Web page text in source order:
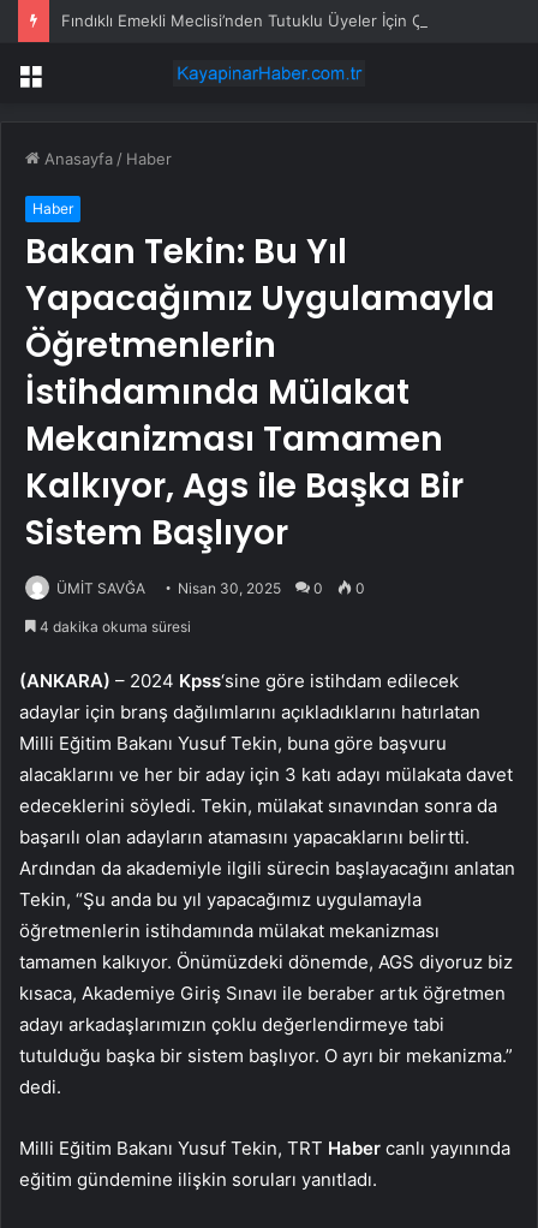
Menü
Anasayfa / Haber
Haber
Bakan Tekin: Bu Yıl
Yapacağımız Uygulamayla
Öğretmenlerin
İstihdamında Mülakat
Mekanizması Tamamen
Kalkıyor, Ags ile Başka Bir
Sistem Başlıyor
ÜMİT SAVĞA Nisan 30, 2025 0 0
4 dakika okuma süresi
(ANKARA) – 2024 Kpss‘sine göre istihdam edilecek
adaylar için branş dağılımlarını açıkladıklarını hatırlatan
Milli Eğitim Bakanı Yusuf Tekin, buna göre başvuru
alacaklarını ve her bir aday için 3 katı adayı mülakata davet
edeceklerini söyledi. Tekin, mülakat sınavından sonra da
başarılı olan adayların atamasını yapacaklarını belirtti.
Ardından da akademiyle ilgili sürecin başlayacağını anlatan
Tekin, “Şu anda bu yıl yapacağımız uygulamayla
öğretmenlerin istihdamında mülakat mekanizması
tamamen kalkıyor. Önümüzdeki dönemde, AGS diyoruz biz
kısaca, Akademiye Giriş Sınavı ile beraber artık öğretmen
adayı arkadaşlarımızın çoklu değerlendirmeye tabi
tutulduğu başka bir sistem başlıyor. O ayrı bir mekanizma.”
dedi.
Milli Eğitim Bakanı Yusuf Tekin, TRT Haber canlı yayınında
eğitim gündemine ilişkin soruları yanıtladı.